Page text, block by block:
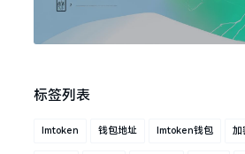
标签列表
Imtoken 钱包地址 Imtoken钱包 加